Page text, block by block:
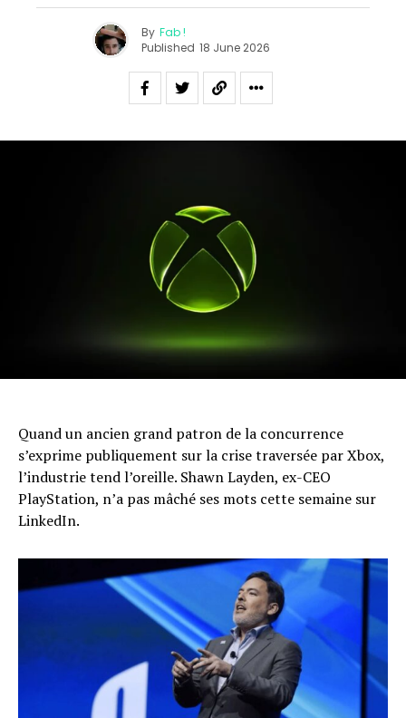
By Fab !
Published 18 June 2026
Quand un ancien grand patron de la concurrence
s’exprime publiquement sur la crise traversée par Xbox,
l’industrie tend l’oreille. Shawn Layden, ex-CEO
PlayStation, n’a pas mâché ses mots cette semaine sur
LinkedIn.